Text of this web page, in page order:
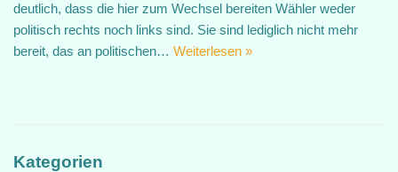
deutlich, dass die hier zum Wechsel bereiten Wähler weder
politisch rechts noch links sind. Sie sind lediglich nicht mehr
bereit, das an politischen… Weiterlesen »
Kategorien